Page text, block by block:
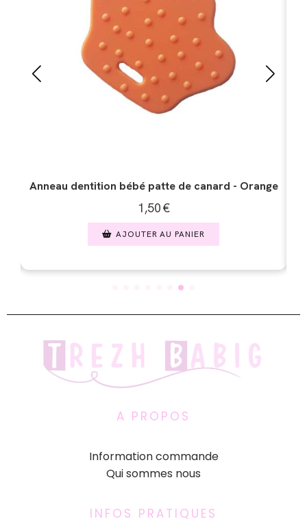
Anneau dentition bébé fleur modèle 2 - Orange
1,50€
AJOUTER AU PANIER
A PROPOS
Information commande
Qui sommes nous
INFOS PRATIQUES